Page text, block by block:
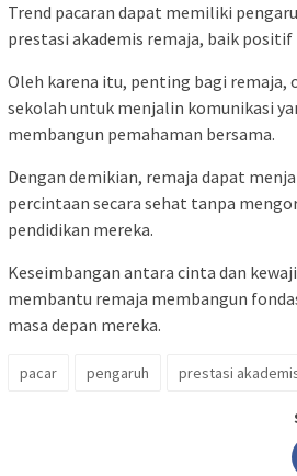
Trend pacaran dapat memiliki
prestasi akademis remaja, baik
Oleh karena itu, penting bagi remaja,
sekolah untuk menjalin komunikasi
membangun pemahaman bersama.
Dengan demikian, remaja dapat
percintaan secara sehat tanpa
pendidikan mereka.
Keseimbangan antara cinta dan
membantu remaja membangun
masa depan mereka.
pacar pengaruh prestasi